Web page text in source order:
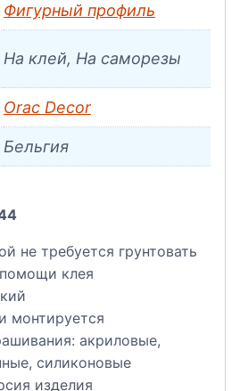
Фигурный профиль
На клей, На саморезы
Orac Decor
Бельгия
не требуется грунтовать
клея
монтируется
акриловые,
силиконовые
изделия